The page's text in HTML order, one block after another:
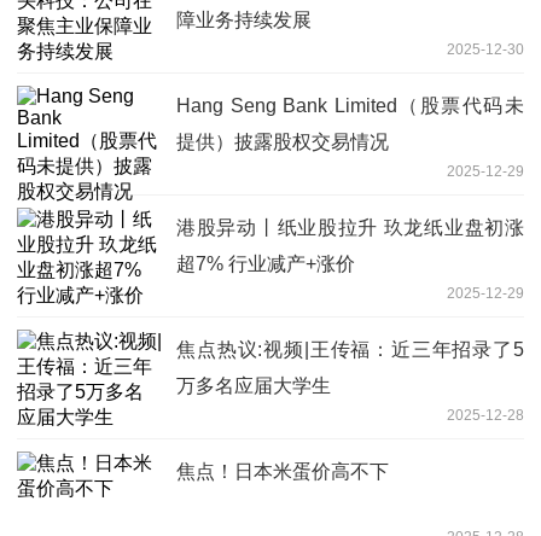
障业务持续发展
2025-12-30
Hang Seng Bank Limited（股票代码未
提供）披露股权交易情况
2025-12-29
港股异动丨纸业股拉升 玖龙纸业盘初涨
超7% 行业减产+涨价
2025-12-29
焦点热议:视频|王传福：近三年招录了5
万多名应届大学生
2025-12-28
焦点！日本米蛋价高不下